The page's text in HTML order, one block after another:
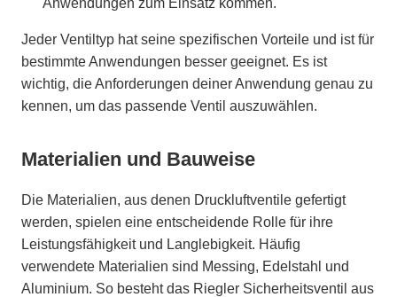
Jeder Ventiltyp hat seine spezifischen Vorteile und ist für
bestimmte Anwendungen besser geeignet. Es ist
wichtig, die Anforderungen deiner Anwendung genau zu
kennen, um das passende Ventil auszuwählen.
Materialien und Bauweise
Die Materialien, aus denen Druckluftventile gefertigt
werden, spielen eine entscheidende Rolle für ihre
Leistungsfähigkeit und Langlebigkeit. Häufig
verwendete Materialien sind Messing, Edelstahl und
Aluminium. So besteht das Riegler Sicherheitsventil aus